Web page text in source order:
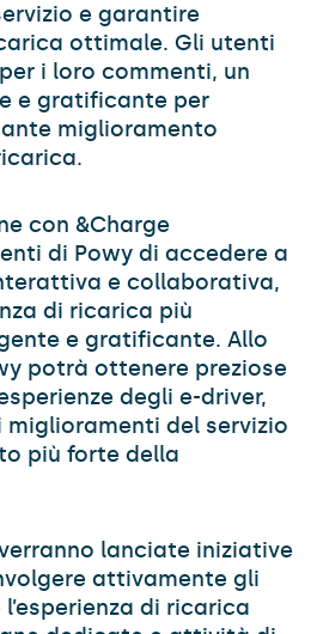
e garantire
ottimale. Gli utenti
i loro commenti, un
e gratificante per
miglioramento
con &Charge
di Powy di accedere a
e collaborativa,
di ricarica più
e gratificante. Allo
potrà ottenere preziose
degli e-driver,
del servizio
più forte della
lanciate iniziative
attivamente gli
di ricarica